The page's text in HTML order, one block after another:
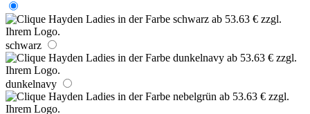
schwarz
dunkelnavy